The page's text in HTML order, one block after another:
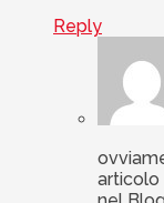
Reply
articolo